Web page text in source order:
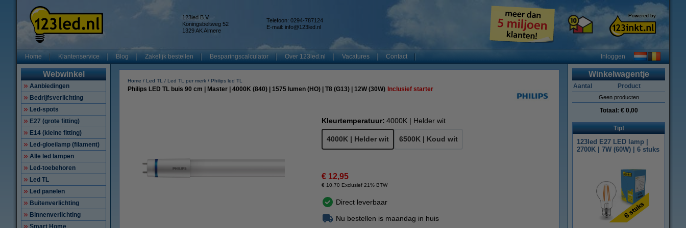
123led B.V.
Koningsbeltweg 52
1329 AK Almere
Telefoon: 0294-787124
E-mail: info@123led.nl
Home Klantenservice Blog Zakelijk bestellen Besparingscalculator Over 123led.nl Vacatures Contact Inloggen
Webwinkel
Aanbiedingen
Bedrijfsverlichting
Led-spots
E27 (grote fitting)
E14 (kleine fitting)
Led-gloeilamp (filament)
Alle led lampen
Led-toebehoren
Led TL
Led panelen
Buitenverlichting
Binnenverlichting
Smart Home
Home Led TL Led TL per merk Philips led TL
Philips LED TL buis 90 cm | Master | 4000K (840) | 1575 lumen (HO) | T8 (G13) | 12W (30W) Inclusief starter
Kleurtemperatuur: 4000K | Helder wit
4000K | Helder wit 6500K | Koud wit
€ 12,95
€ 10,70 Exclusief 21% BTW
Direct leverbaar
Nu bestellen is maandag in huis
Winkelwagentje
Aantal Product
Geen producten
Totaal: € 0,00
Tip!
123led E27 LED lamp |
2700K | 7W (60W) | 6 stuks